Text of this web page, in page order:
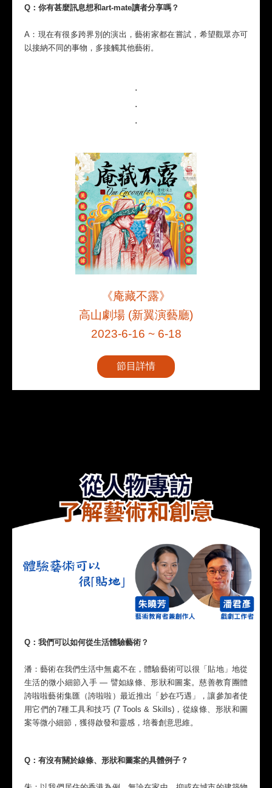
Q：你有甚麼訊息想和art-mate讀者分享嗎？
A：現在有很多跨界別的演出，藝術家都在嘗試，希望觀眾亦可
以接納不同的事物，多接觸其他藝術。
.
.
.
《庵藏不露》
高山劇場 (新翼演藝廳)
2023-6-16 ~ 6-18
節目詳情
Q：我們可以如何從生活體驗藝術？
潘：藝術在我們生活中無處不在，體驗藝術可以很「貼地」地從
生活的微小細節入手 — 譬如線條、形狀和圖案。慈善教育團體
誇啦啦藝術集匯（誇啦啦）最近推出「妙在巧遇」，讓參加者使
用它們的7種工具和技巧 (7 Tools & Skills)，從線條、形狀和圖
案等微小細節，獲得啟發和靈感，培養創意思維。
Q：有沒有關於線條、形狀和圖案的具體例子？